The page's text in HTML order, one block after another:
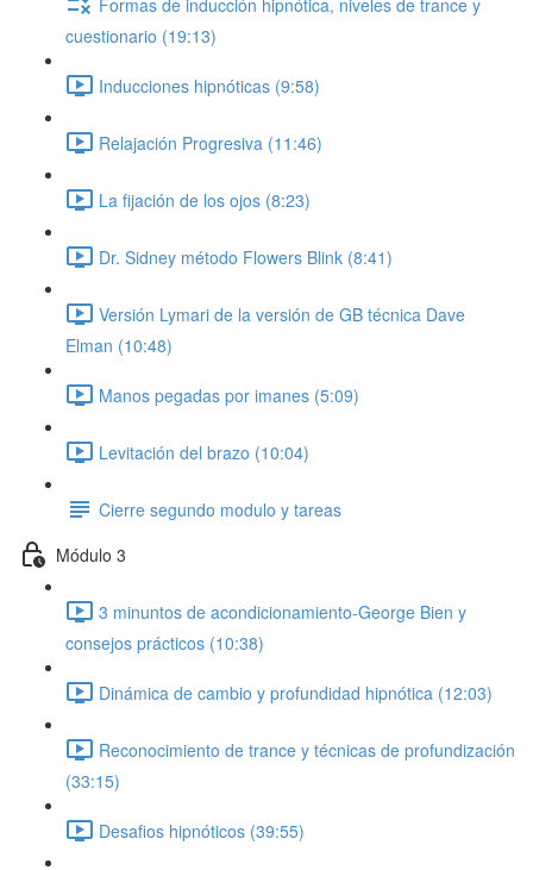
cuestionario (19:13)
Inducciones hipnóticas (9:58)
Relajación Progresiva (11:46)
La fijación de los ojos (8:23)
Dr. Sidney método Flowers Blink (8:41)
Versión Lymari de la versión de GB técnica Dave
Elman (10:48)
Manos pegadas por imanes (5:09)
Levitación del brazo (10:04)
Cierre segundo modulo y tareas
Módulo 3
3 minuntos de acondicionamiento-George Bien y
consejos prácticos (10:38)
Dinámica de cambio y profundidad hipnótica (12:03)
Reconocimiento de trance y técnicas de profundización
(33:15)
Desafios hipnóticos (39:55)